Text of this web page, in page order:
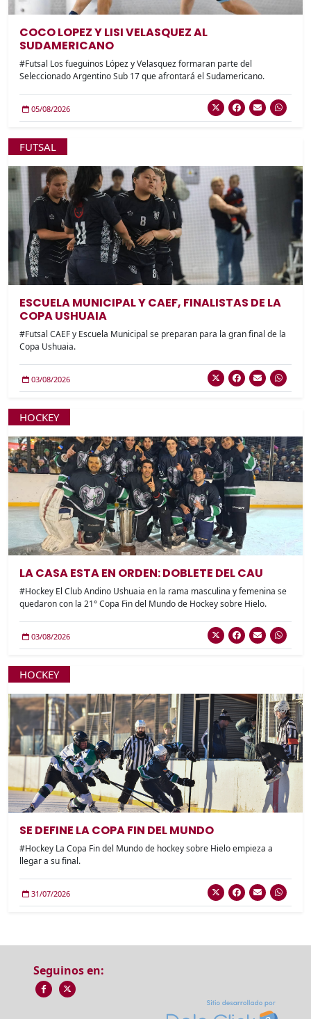
COCO LOPEZ Y LISI VELASQUEZ AL
SUDAMERICANO
#Futsal Los fueguinos López y Velasquez formaran parte del
Seleccionado Argentino Sub 17 que afrontará el Sudamericano.
05/08/2026
FUTSAL
ESCUELA MUNICIPAL Y CAEF, FINALISTAS DE LA
COPA USHUAIA
#Futsal CAEF y Escuela Municipal se preparan para la gran final de la
Copa Ushuaia.
03/08/2026
HOCKEY
LA CASA ESTA EN ORDEN: DOBLETE DEL CAU
#Hockey El Club Andino Ushuaia en la rama masculina y femenina se
quedaron con la 21° Copa Fin del Mundo de Hockey sobre Hielo.
03/08/2026
HOCKEY
SE DEFINE LA COPA FIN DEL MUNDO
#Hockey La Copa Fin del Mundo de hockey sobre Hielo empieza a
llegar a su final.
31/07/2026
Seguinos en: